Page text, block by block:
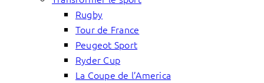
Rugby
Tour de France
Peugeot Sport
Ryder Cup
La Coupe de l’America